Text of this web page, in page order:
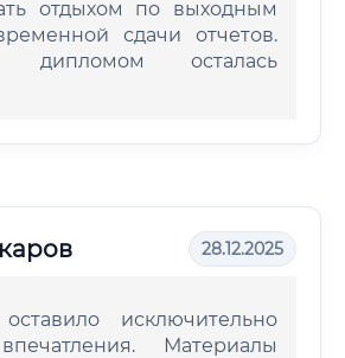
отдыхом по выходным
сдачи отчетов.
дипломом осталась
28.12.2025
исключительно
Материалы